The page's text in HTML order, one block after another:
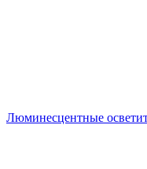
Люминесцентные